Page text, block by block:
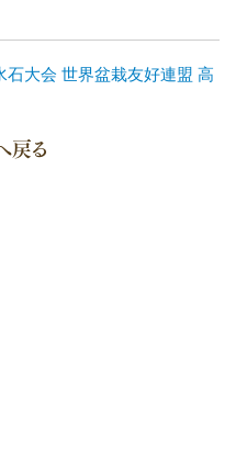
石大会 世界盆栽友好連盟 高
戻る